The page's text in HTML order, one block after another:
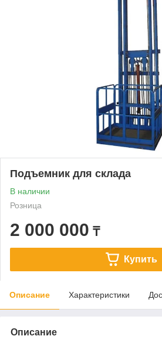
Подъемник для склада
В наличии
Розница
2 000 000 ₸
Купить
Описание Характеристики
Описание